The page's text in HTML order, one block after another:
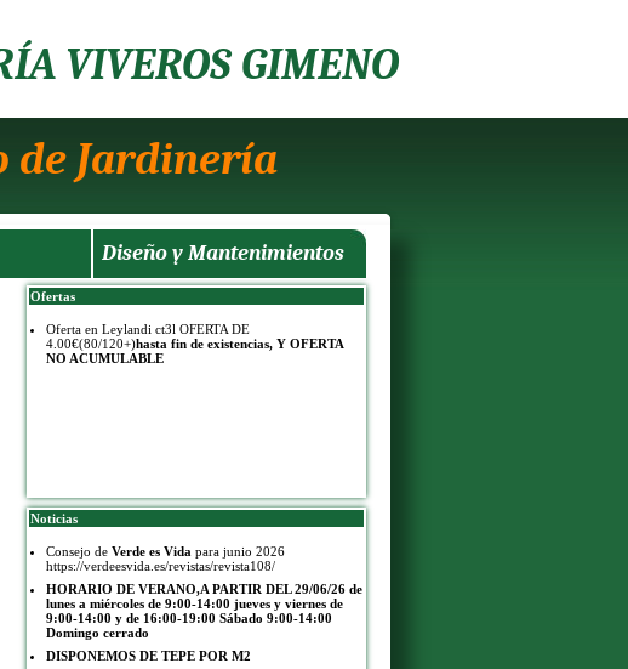
VIVEROS GIMENO
de Jardinería
Diseño y Mantenimientos
Ofertas
Oferta en Leylandi ct3l OFERTA DE
4.00€(80/120+)hasta fin de existencias, Y OFERTA
NO ACUMULABLE
Noticias
Consejo de Verde es Vida para junio 2026
https://verdeesvida.es/revistas/revista108/
HORARIO DE VERANO,A PARTIR DEL 29/06/26 de
lunes a miércoles de 9:00-14:00 jueves y viernes de
9:00-14:00 y de 16:00-19:00 Sábado 9:00-14:00
Domingo cerrado
DISPONEMOS DE TEPE POR M2